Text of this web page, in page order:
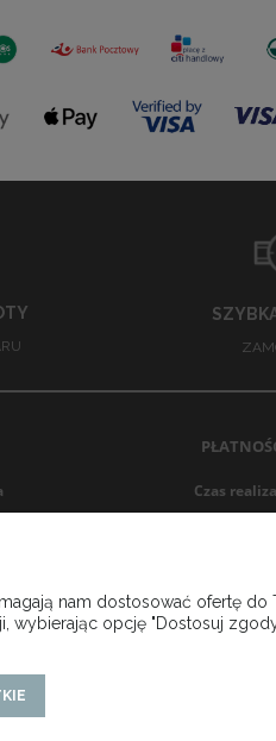
Czas
Czas i
nam dostosować ofertę
opcję "Dostosuj